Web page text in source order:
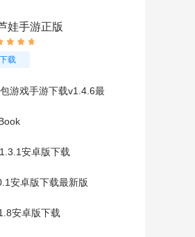
娃手游正版
下载
游戏手游下载v1.4.6最
安卓版下载
安卓版下载最新版
安卓版下载